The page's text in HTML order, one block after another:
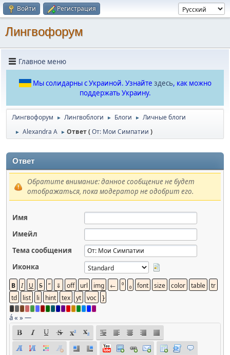
Войти Регистрация
Лингвофорум
Главное меню
Мы солидарны с Украиной. Узнайте здесь, как можно
поддержать Украину.
Лингвофорум ► Лингвоблоги ► Блоги ► Личные блоги
► Alexandra A ► Ответ (От: Мои Симпатии )
Ответ
Обратите внимание: данное сообщение не будет
отображаться, пока модератор не одобрит его.
Имя
Имейл
Тема сообщения
Иконка
á« »—